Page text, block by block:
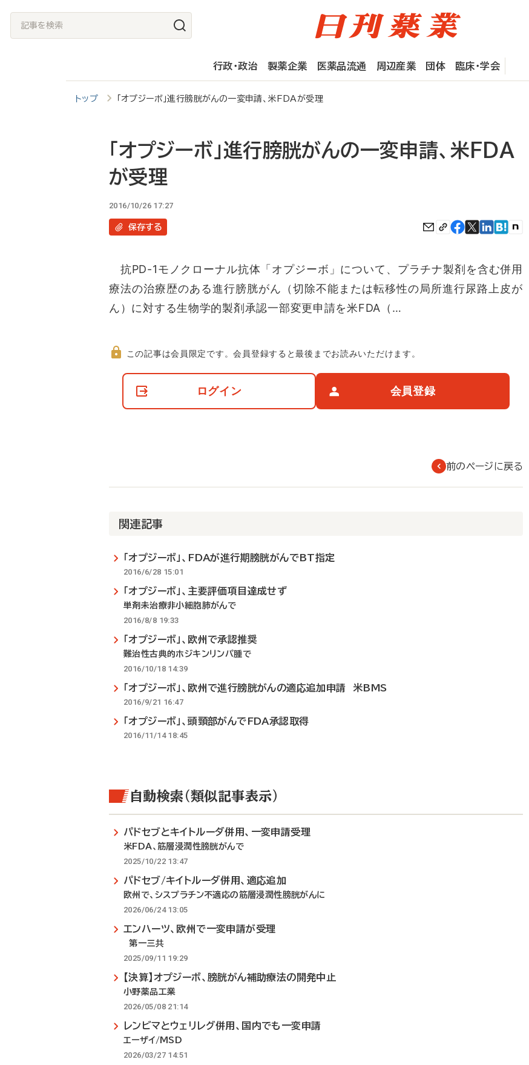
記
事
行政・政治 製薬企業 医薬品流通 周辺産業 団体 臨床・学会
トップ 「オプジーボ」進行膀胱がんの一変申請、米FDAが受理
「オプジーボ」進行膀胱がんの一変申請、米FDA
が受理
2016/10/26 17:27
保存する
抗PD-1モノクローナル抗体「オプジーボ」について、プラチナ製剤を含む併用
療法の治療歴のある進行膀胱がん（切除不能または転移性の局所進行尿路上皮が
ん）に対する生物学的製剤承認一部変更申請を米FDA（…
て
この記事は会員限定です。会員登録すると最後までお読みいただけます。
ログイン 会員登録
前のページに戻る
関連記事
「オプジーボ」、FDAが進行期膀胱がんでBT指定
2016/6/28 15:01
「オプジーボ」、主要評価項目達成せず
単剤未治療非小細胞肺がんで
2016/8/8 19:33
「オプジーボ」、欧州で承認推奨
難治性古典的ホジキンリンパ腫で
2016/10/18 14:39
「オプジーボ」、欧州で進行膀胱がんの適応追加申請 米BMS
2016/9/21 16:47
「オプジーボ」、頭頸部がんでFDA承認取得
2016/11/14 18:45
自動検索（類似記事表示）
パドセブとキイトルーダ併用、一変申請受理
米FDA、筋層浸潤性膀胱がんで
2025/10/22 13:47
パドセブ/キイトルーダ併用、適応追加
欧州で、シスプラチン不適応の筋層浸潤性膀胱がんに
2026/06/24 13:05
エンハーツ、欧州で一変申請が受理
第一三共
2025/09/11 19:29
【決算】オプジーボ、膀胱がん補助療法の開発中止
小野薬品工業
2026/05/08 21:14
レンビマとウェリレグ併用、国内でも一変申請
エーザイ/MSD
2026/03/27 14:51